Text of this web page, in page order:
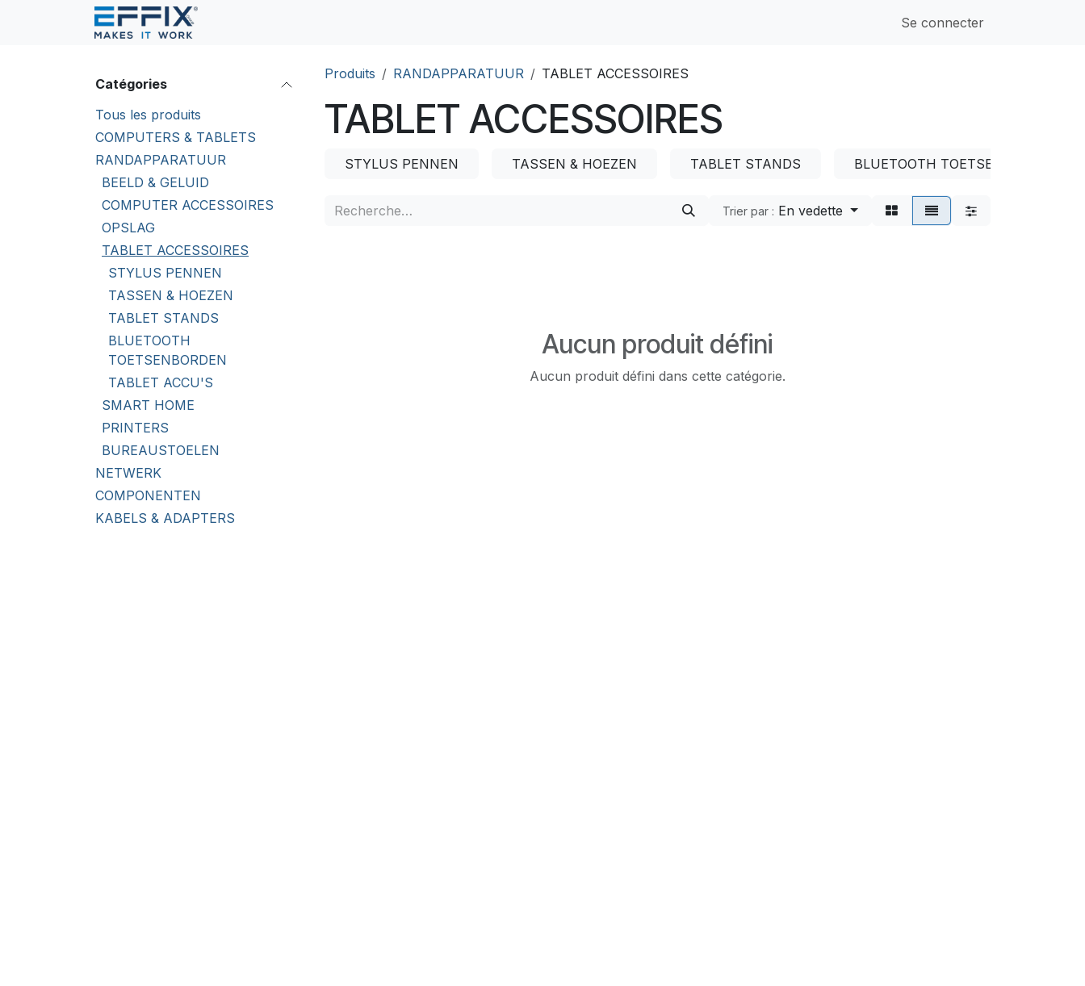
Se rendre au contenu
Se connecter
Catégories
Tous les produits
COMPUTERS & TABLETS
RANDAPPARATUUR
BEELD & GELUID
COMPUTER ACCESSOIRES
OPSLAG
TABLET ACCESSOIRES
STYLUS PENNEN
TASSEN & HOEZEN
TABLET STANDS
BLUETOOTH
TOETSENBORDEN
TABLET ACCU'S
SMART HOME
PRINTERS
BUREAUSTOELEN
NETWERK
COMPONENTEN
KABELS & ADAPTERS
Produits RANDAPPARATUUR TABLET ACCESSOIRES
TABLET ACCESSOIRES
STYLUS PENNEN TASSEN & HOEZEN TABLET STANDS BLUETOOTH TOETSENBORDEN
Trier par : En vedette
Aucun produit défini
Aucun produit défini dans cette catégorie.